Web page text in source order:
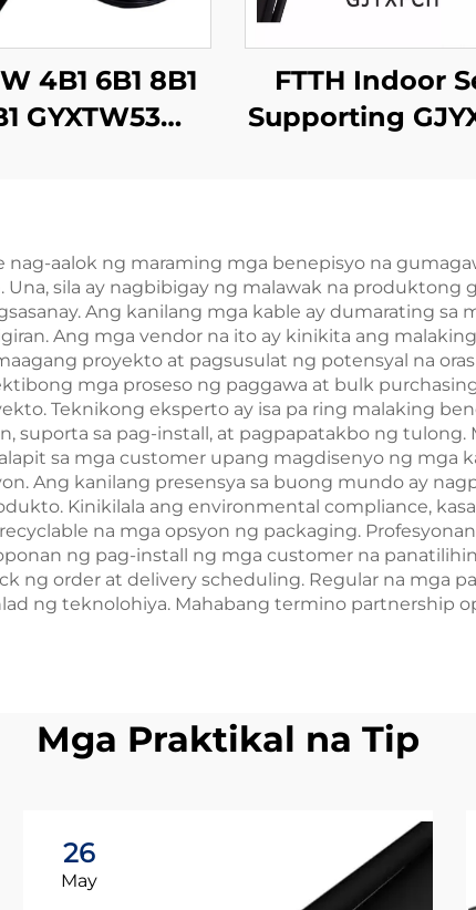
4B1 6B1 8B1
GYXTW53
FTTH Indoor
Supporting
aalok ng maraming mga benepisyo na
sila ay nagbibigay ng malawak na produktong
Ang kanilang mga kable ay dumarating
Ang mga vendor na ito ay kinikita ang
proyekto at pagsusulat ng potensyal na
mga proseso ng paggawa at bulk
Teknikong eksperto ay isa pa ring malaking
suporta sa pag-install, at pagpapatakbo ng tulong.
sa mga customer upang magdisenyo ng mga
Ang kanilang presensya sa buong mundo ay
Kinikilala ang environmental compliance,
na mga opsyon ng packaging.
ng pag-install ng mga customer na
ng order at delivery scheduling. Regular na mga
ng teknolohiya. Mahabang termino partnership
Mga Praktikal na Tip
26
May